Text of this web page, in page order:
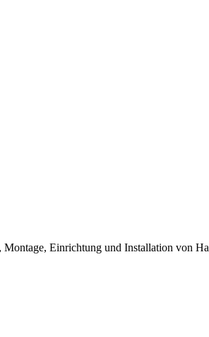
Einrichtung und Installation von